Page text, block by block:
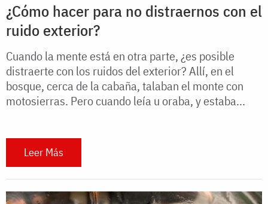
¿Cómo hacer para no distraernos con el
ruido exterior?
Cuando la mente está en otra parte, ¿es posible
distraerte con los ruidos del exterior? Allí, en el
bosque, cerca de la cabaña, talaban el monte con
motosierras. Pero cuando leía u oraba, y estaba...
Leer Más